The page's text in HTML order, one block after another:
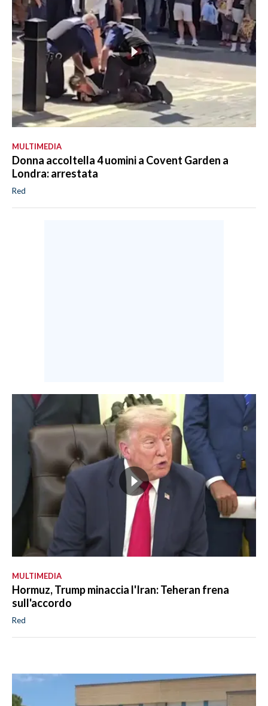
MULTIMEDIA
Donna accoltella 4 uomini a Covent Garden a
Londra: arrestata
Red
MULTIMEDIA
Hormuz, Trump minaccia l'Iran: Teheran frena
sull'accordo
Red